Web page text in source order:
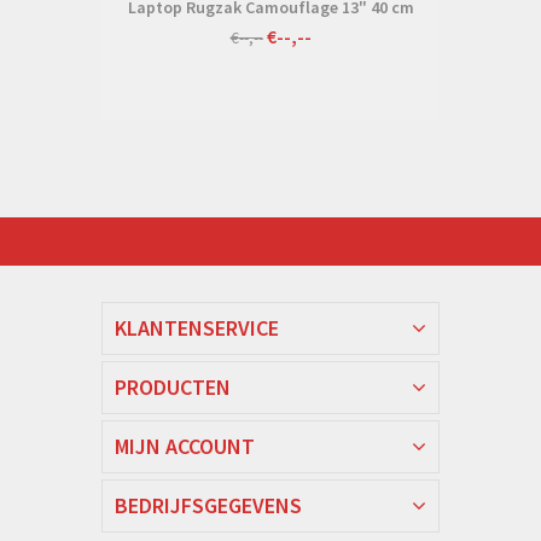
Laptop Rugzak Camouflage 13" 40 cm
€--,--€--,--
KLANTENSERVICE
PRODUCTEN
MIJN ACCOUNT
BEDRIJFSGEGEVENS